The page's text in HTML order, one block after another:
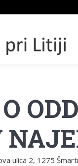
ulica 2, 1275